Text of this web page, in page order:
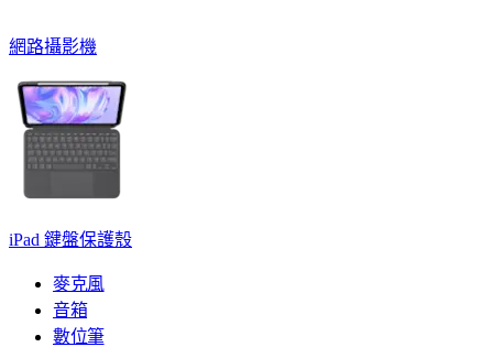
網路攝影機
iPad 鍵盤保護殼
麥克風
音箱
數位筆